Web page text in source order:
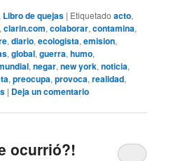
Libro de quejas | Etiquetado acto,
,clarin.com,colaborar,contamina,
,diario,ecologista,emision,
,global,guerra,humo,
,negar,new york,noticia,
,preocupa,provoca,realidad,
| Deja un comentario
ocurrió?!